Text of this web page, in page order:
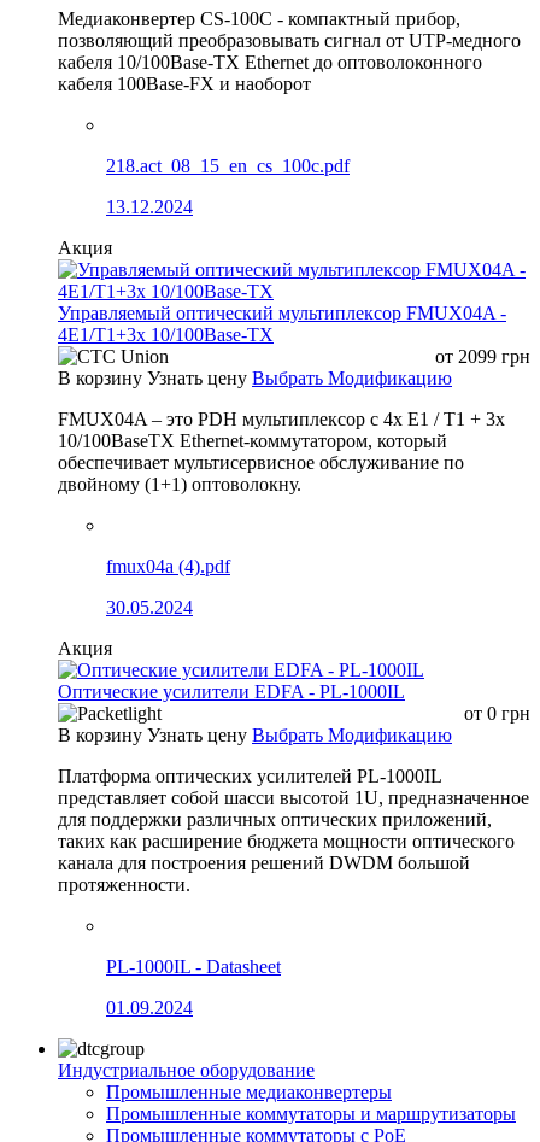
Медиаконвертер CS-100C - компактный прибор,
позволяющий преобразовывать сигнал от UTP-медного
кабеля 10/100Base-TX Ethernet до оптоволоконного
кабеля 100Base-FX и наоборот
218.act_08_15_en_cs_100c.pdf
13.12.2024
Акция
Управляемый оптический мультиплексор FMUX04A -
4E1/T1+3x 10/100Base-TX
от 2099 грн
В корзину Узнать цену Выбрать Модификацию
FMUX04A – это PDH мультиплексор с 4x E1 / T1 + 3x
10/100BaseTX Ethernet-коммутатором, который
обеспечивает мультисервисное обслуживание по
двойному (1+1) оптоволокну.
fmux04a (4).pdf
30.05.2024
Акция
Оптические усилители EDFA - PL-1000IL
от 0 грн
В корзину Узнать цену Выбрать Модификацию
Платформа оптических усилителей PL-1000IL
представляет собой шасси высотой 1U, предназначенное
для поддержки различных оптических приложений,
таких как расширение бюджета мощности оптического
канала для построения решений DWDM большой
протяженности.
PL-1000IL - Datasheet
01.09.2024
Индустриальное оборудование
Промышленные медиаконвертеры
Промышленные коммутаторы и маршрутизаторы
Промышленные коммутаторы с PoE